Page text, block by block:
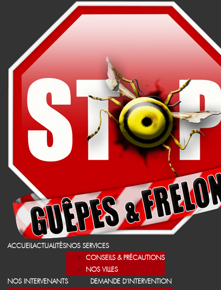
ACCUEILACTUALITÉSNOS SERVICES
CONSEILS & PRÉCAUTIONS
NOS VILLES
NOS INTERVENANTS
DEMANDE D’INTERVENTION